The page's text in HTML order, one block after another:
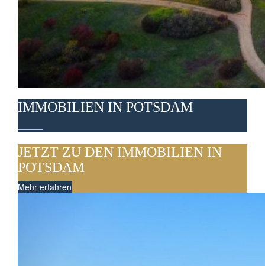
IMMOBILIEN IN POTSDAM
JETZT ZU DEN IMMOBILIEN IN
POTSDAM
Mehr erfahren